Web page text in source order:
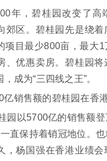
年，碧桂园改变了高
郊区。碧桂园先是绕着
项目最少800亩，最大1
、优惠卖房。碧桂园将
成为“三四线之王”。
销售额的碧桂园在香港
园以5700亿的销售额登
直保持着销冠地位。也
，杨国强在香港业绩会